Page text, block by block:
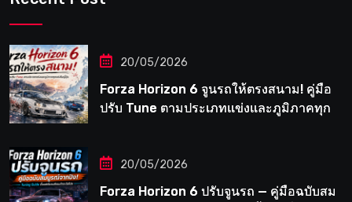
20/05/2026
Forza Horizon 6 จูนรถให้ตรงสนาม! คู่มือ
ปรับ Tune ตามประเภทแข่งและภูมิภาคทุก
20/05/2026
Forza Horizon 6 ปรับจูนรถ — คู่มือฉบับสม